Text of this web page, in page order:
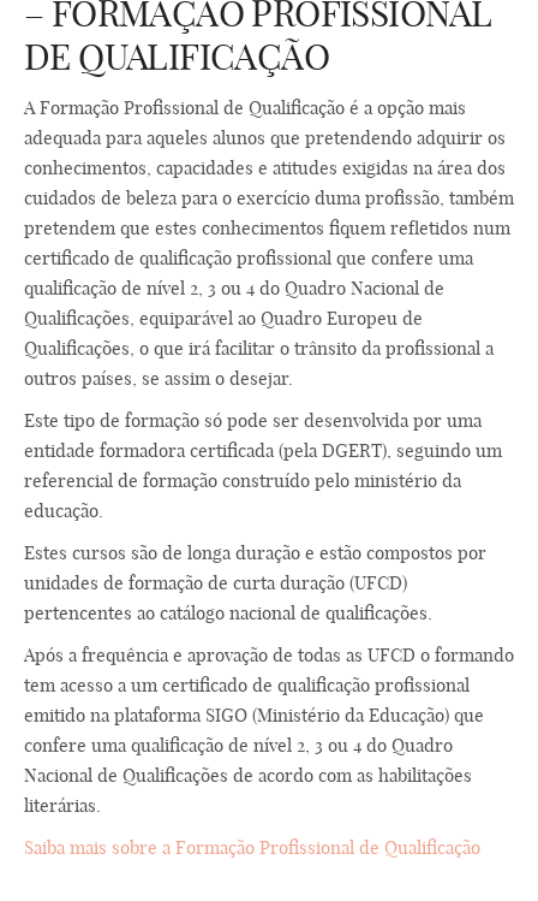
– FORMAÇÃO PROFISSIONAL
DE QUALIFICAÇÃO
A Formação Profissional de Qualificação é a opção mais
adequada para aqueles alunos que pretendendo adquirir os
conhecimentos, capacidades e atitudes exigidas na área dos
cuidados de beleza para o exercício duma profissão, também
pretendem que estes conhecimentos fiquem refletidos num
certificado de qualificação profissional que confere uma
qualificação de nível 2, 3 ou 4 do Quadro Nacional de
Qualificações, equiparável ao Quadro Europeu de
Qualificações, o que irá facilitar o trânsito da profissional a
outros países, se assim o desejar.
Este tipo de formação só pode ser desenvolvida por uma
entidade formadora certificada (pela DGERT), seguindo um
referencial de formação construído pelo ministério da
educação.
Estes cursos são de longa duração e estão compostos por
unidades de formação de curta duração (UFCD)
pertencentes ao catálogo nacional de qualificações.
Após a frequência e aprovação de todas as UFCD o formando
tem acesso a um certificado de qualificação profissional
emitido na plataforma SIGO (Ministério da Educação) que
confere uma qualificação de nível 2, 3 ou 4 do Quadro
Nacional de Qualificações de acordo com as habilitações
literárias.
Saiba mais sobre a Formação Profissional de Qualificação